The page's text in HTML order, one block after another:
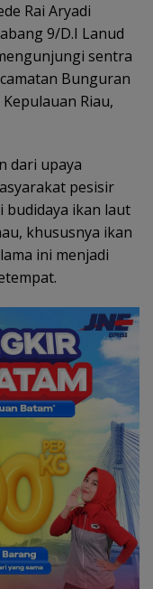
Rai Aryadi
9/D.I Lanud
sentra
Bunguran
Riau,
dari upaya
pesisir
budidaya ikan laut
khususnya ikan
ini menjadi